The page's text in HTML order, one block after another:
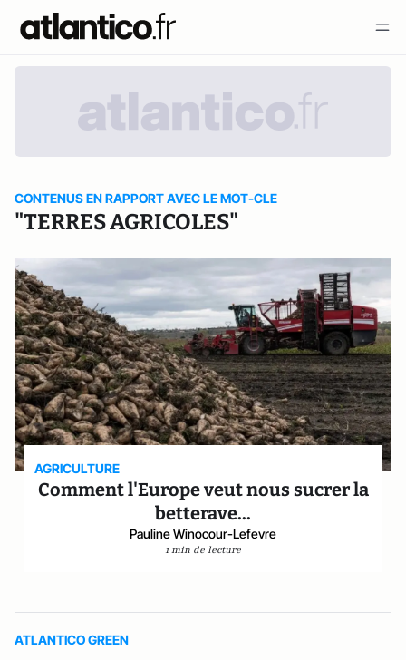
CONTENUS EN RAPPORT AVEC LE MOT-CLE
"TERRES AGRICOLES"
AGRICULTURE
Comment l'Europe veut nous sucrer la
betterave...
Pauline Winocour-Lefevre
1 min de lecture
ATLANTICO GREEN